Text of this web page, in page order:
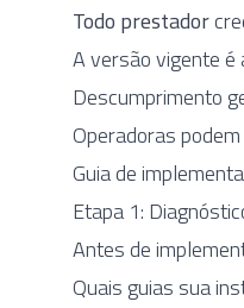
Todo prestador
A versão vigente
Descumprimento
Operadoras
Guia de
Etapa 1:
Antes de
Quais guias sua